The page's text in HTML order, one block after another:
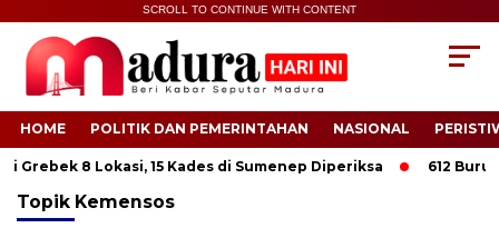
SCROLL TO CONTINUE WITH CONTENT
HOME POLITIK DAN PEMERINTAHAN NASIONAL
8 Lokasi, 15 Kades di Sumenep Diperiksa 612 Buruh
Topik Kemensos